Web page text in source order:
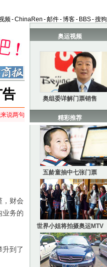
频-ChinaRen -邮件-博客- BBS-搜狗
说两句
财会
业务的
到了
奥运视频
奥组委详解门票销售
精彩推荐
五龄童抽中七张门票
世界小姐将拍摄奥运MTV